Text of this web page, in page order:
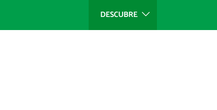
DESCUBRE